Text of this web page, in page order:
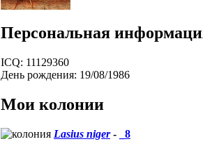
Персональная
ICQ: 11129360
День рождения: 19/08/1986
Мои колонии
Lasius niger- _8